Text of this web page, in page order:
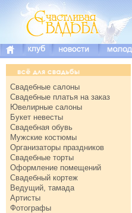
Свадебные салоны
Свадебные платья на заказ
Ювелирные салоны
Букет невесты
Свадебная обувь
Мужские костюмы
Организаторы праздников
Свадебные торты
Оформление помещений
Свадебный кортеж
Ведущий, тамада
Артисты
Фотографы